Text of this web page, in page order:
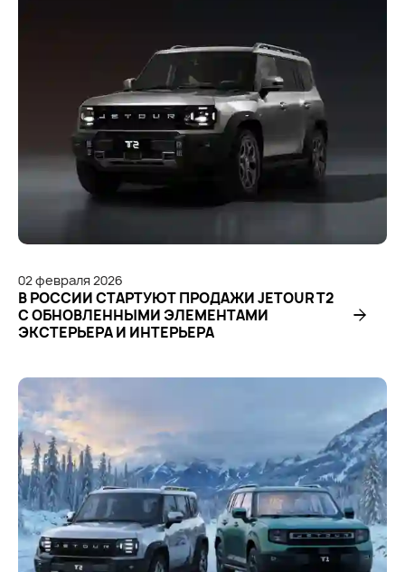
02февраля2026
В РОССИИ СТАРТУЮТ ПРОДАЖИ JETOUR T2
С ОБНОВЛЕННЫМИ ЭЛЕМЕНТАМИ
ЭКСТЕРЬЕРА И ИНТЕРЬЕРА